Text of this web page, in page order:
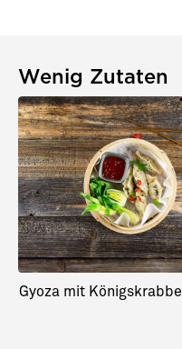
Wenig Zutaten
Gyoza mit Königskrabbe